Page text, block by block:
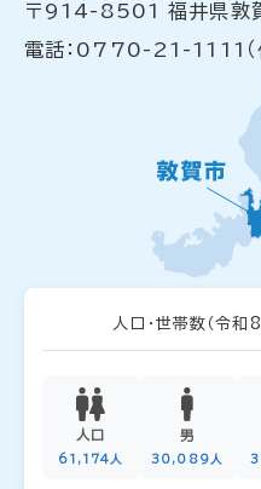
〒914-8501 福井県敦
電話：0770-21-1111（
人口・世帯数 （令和
人口
61,174人
男
30,089人